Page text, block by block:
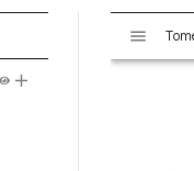
s